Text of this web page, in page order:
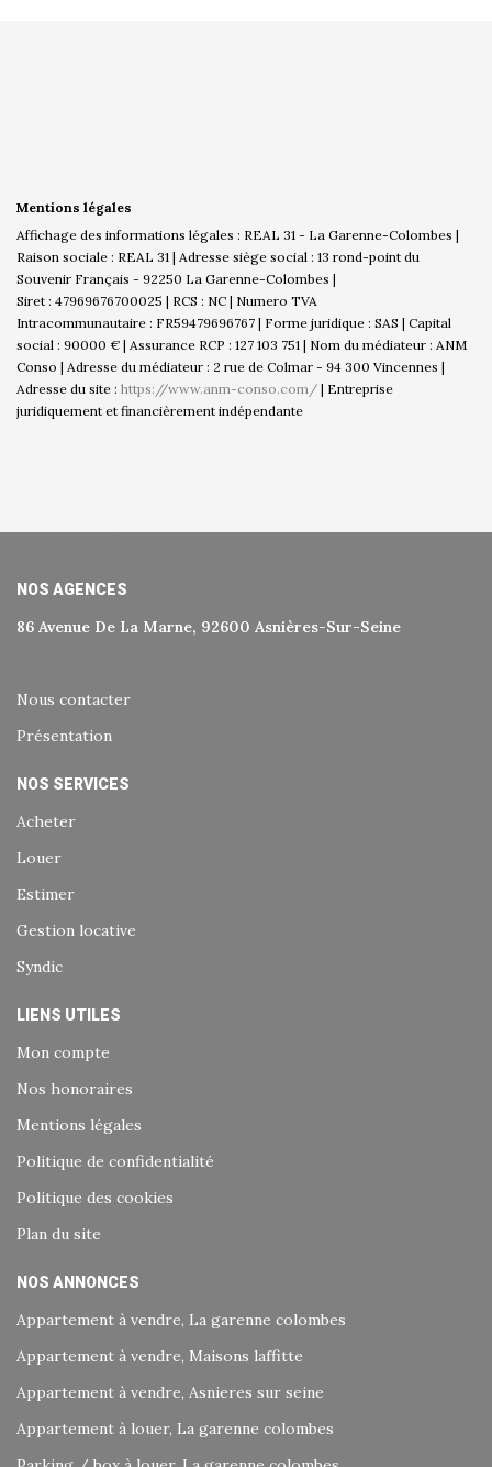
Mentions légales
Affichage des informations légales : REAL 31 - La Garenne-Colombes |
Raison sociale : REAL 31 | Adresse siège social : 13 rond-point du
Souvenir Français - 92250 La Garenne-Colombes |
Siret : 47969676700025 | RCS : NC | Numero TVA
Intracommunautaire : FR59479696767 | Forme juridique : SAS | Capital
social : 90000 € | Assurance RCP : 127 103 751 | Nom du médiateur : ANM
Conso | Adresse du médiateur : 2 rue de Colmar - 94 300 Vincennes |
Adresse du site : https://www.anm-conso.com/ | Entreprise
juridiquement et financièrement indépendante
NOS AGENCES
86 Avenue De La Marne, 92600 Asnières-Sur-Seine
Nous contacter
Présentation
NOS SERVICES
Acheter
Louer
Estimer
Gestion locative
Syndic
LIENS UTILES
Mon compte
Nos honoraires
Mentions légales
Politique de confidentialité
Politique des cookies
Plan du site
NOS ANNONCES
Appartement à vendre, La garenne colombes
Appartement à vendre, Maisons laffitte
Appartement à vendre, Asnieres sur seine
Appartement à louer, La garenne colombes